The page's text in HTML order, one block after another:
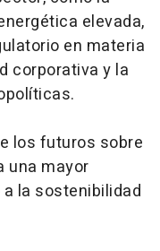
elevada,
en materia
corporativa y la
los futuros sobre
una mayor
la sostenibilidad